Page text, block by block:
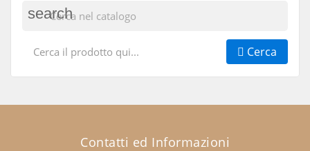
search
Cerca
Contatti ed Informazioni